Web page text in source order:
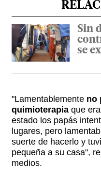
Sin
se
"Lamentablemente no
quimioterapia que era
estado los papás
lugares, pero
suerte de hacerlo y
pequeña a su casa",
medios.